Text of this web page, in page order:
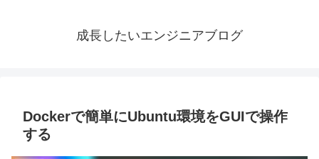
成長したいエンジニアブログ
Dockerで簡単にUbuntu環境をGUIで操作
する